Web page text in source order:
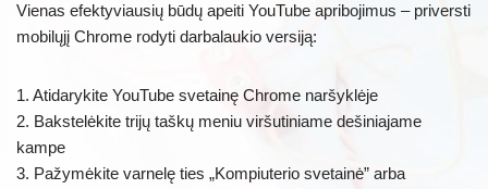
Vienas efektyviausių būdų apeiti YouTube apribojimus – priversti
mobilųjį Chrome rodyti darbalaukio versiją:
1. Atidarykite YouTube svetainę Chrome naršyklėje
2. Bakstelėkite trijų taškų meniu viršutiniame dešiniajame
kampe
3. Pažymėkite varnelę ties „Kompiuterio svetainė” arba